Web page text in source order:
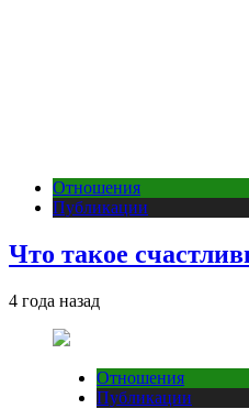
Отношения
Публикации
Что такое
4 года назад
Отношения
Публикации